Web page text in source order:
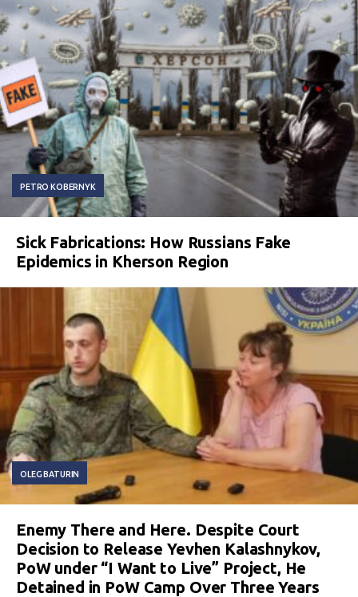
PETRO KOBERNYK
Sick Fabrications: How Russians Fake
Epidemics in Kherson Region
OLEG BATURIN
Enemy There and Here. Despite Court
Decision to Release Yevhen Kalashnykov,
PoW under “I Want to Live” Project, He
Detained in PoW Camp Over Three Years